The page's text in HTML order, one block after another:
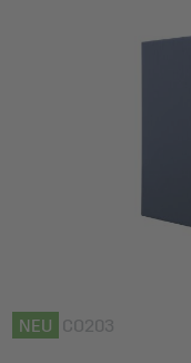
NEU CO203